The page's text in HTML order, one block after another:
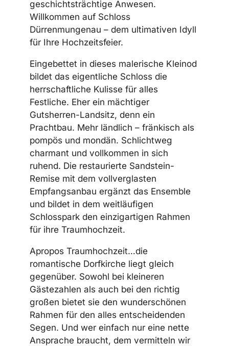
geschichtsträchtige Anwesen.
Willkommen auf Schloss
Dürrenmungenau – dem ultimativen Idyll
für Ihre Hochzeitsfeier.
Eingebettet in dieses malerische Kleinod
bildet das eigentliche Schloss die
herrschaftliche Kulisse für alles
Festliche. Eher ein mächtiger
Gutsherren-Landsitz, denn ein
Prachtbau. Mehr ländlich – fränkisch als
pompös und mondän. Schlichtweg
charmant und vollkommen in sich
ruhend. Die restaurierte Sandstein-
Remise mit dem vollverglasten
Empfangsanbau ergänzt das Ensemble
und bildet in dem weitläufigen
Schlosspark den einzigartigen Rahmen
für ihre Traumhochzeit.
Apropos Traumhochzeit…die
romantische Dorfkirche liegt gleich
gegenüber. Sowohl bei kleineren
Gästezahlen als auch bei den richtig
großen bietet sie den wunderschönen
Rahmen für den alles entscheidenden
Segen. Und wer einfach nur eine nette
Ansprache braucht, dem vermitteln wir